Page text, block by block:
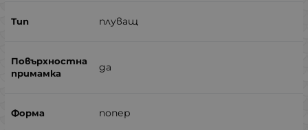
плуващ
да
попер